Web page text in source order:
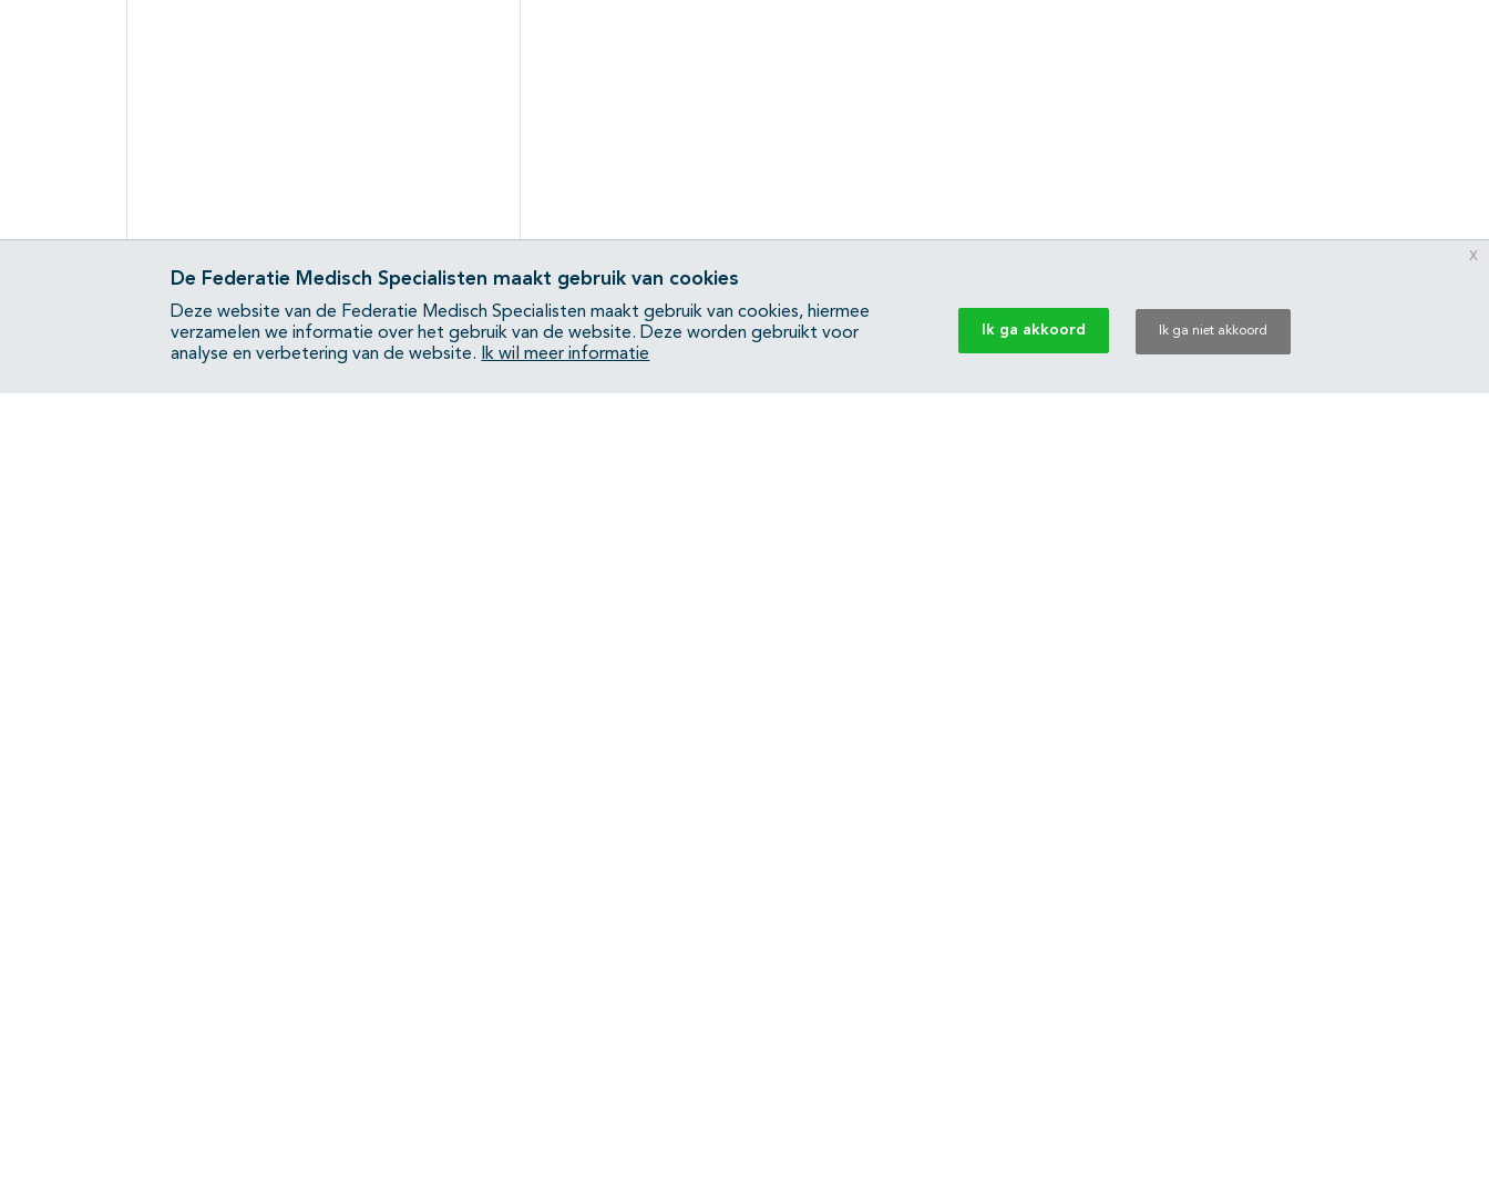
De Federatie Medisch Specialisten maakt gebruik van cookies
Deze website van de Federatie Medisch Specialisten maakt gebruik van cookies, hiermee
verzamelen we informatie over het gebruik van de website. Deze worden gebruikt voor
analyse en verbetering van de website.
Ik wil meer informatie
Ik ga akkoord Ik ga niet akkoord
x